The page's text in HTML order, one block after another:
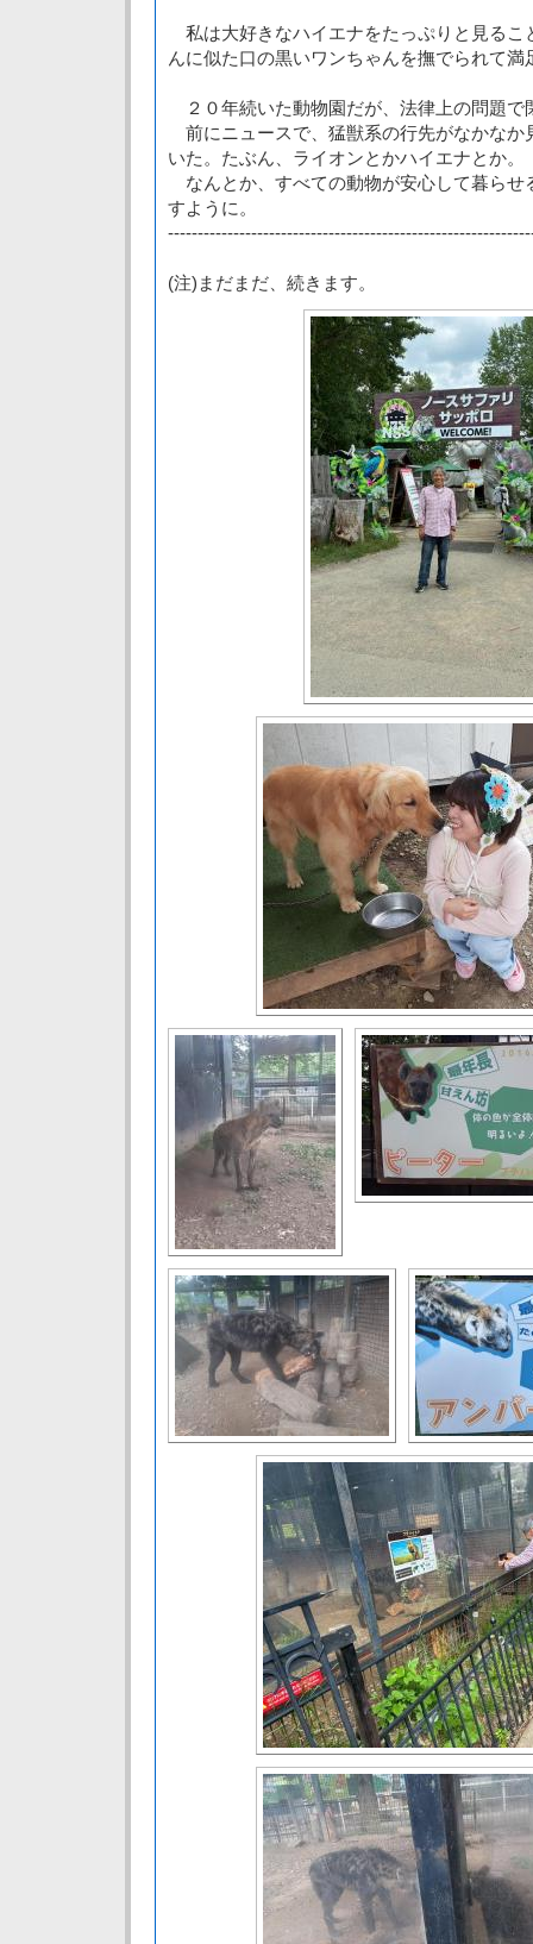
私は大好きなハイエナをたっぷりと見るこ
んに似た口の黒いワンちゃんを撫でられて満
２０年続いた動物園だが、法律上の問題で
前にニュースで、猛獣系の行先がなかなか
いた。たぶん、ライオンとかハイエナとか。
なんとか、すべての動物が安心して暮らせ
すように。
(注)まだまだ、続きます。